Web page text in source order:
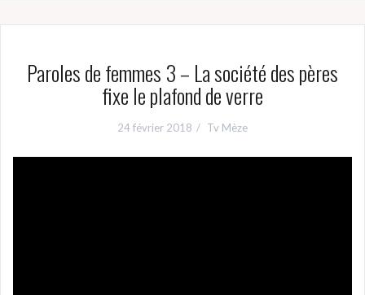
Paroles de femmes 3 – La société des pères
fixe le plafond de verre
24 février 2018 Tv Mèze